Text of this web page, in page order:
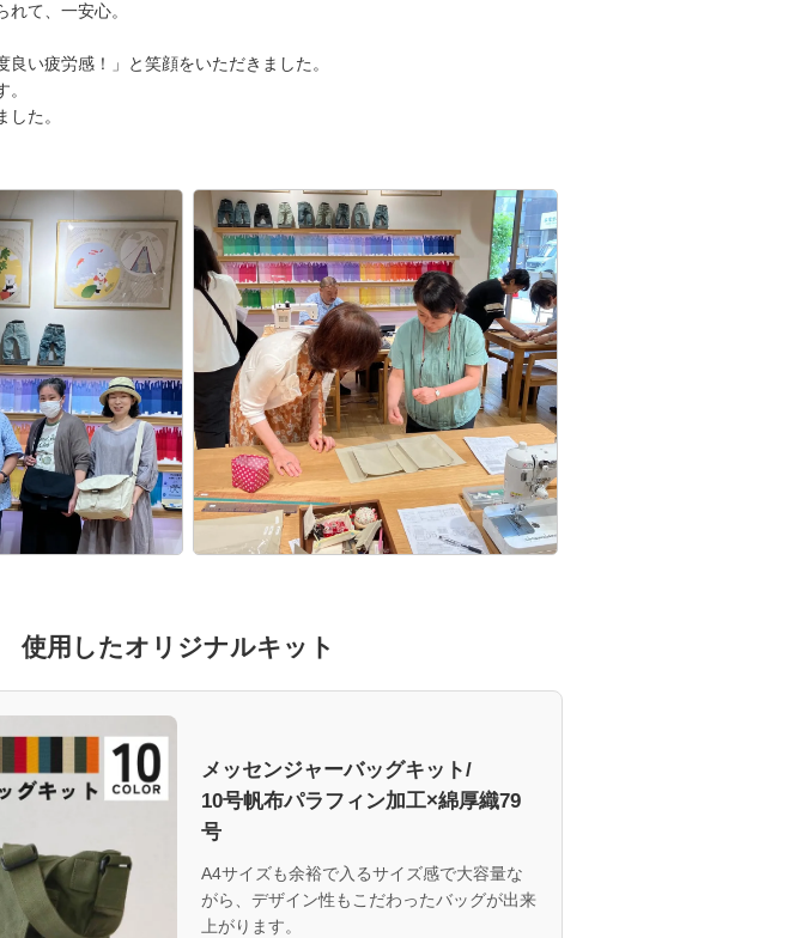
て、一安心。
い疲労感！」と笑顔をいただきました。
た。
使用したオリジナルキット
メッセンジャーバッグキット/
10号帆布パラフィン加工×綿厚織79
号
A4サイズも余裕で入るサイズ感で大容量な
がら、デザイン性もこだわったバッグが出来
上がります。